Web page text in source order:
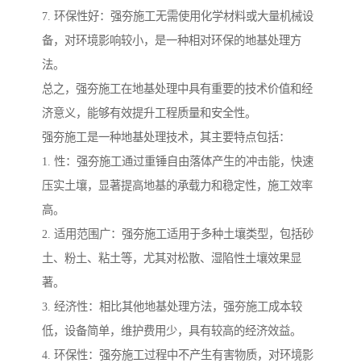
7. 环保性好：强夯施工无需使用化学材料或大量机械设
备，对环境影响较小，是一种相对环保的地基处理方
法。
总之，强夯施工在地基处理中具有重要的技术价值和经
济意义，能够有效提升工程质量和安全性。
强夯施工是一种地基处理技术，其主要特点包括：
1. 性：强夯施工通过重锤自由落体产生的冲击能，快速
压实土壤，显著提高地基的承载力和稳定性，施工效率
高。
2. 适用范围广：强夯施工适用于多种土壤类型，包括砂
土、粉土、粘土等，尤其对松散、湿陷性土壤效果显
著。
3. 经济性：相比其他地基处理方法，强夯施工成本较
低，设备简单，维护费用少，具有较高的经济效益。
4. 环保性：强夯施工过程中不产生有害物质，对环境影